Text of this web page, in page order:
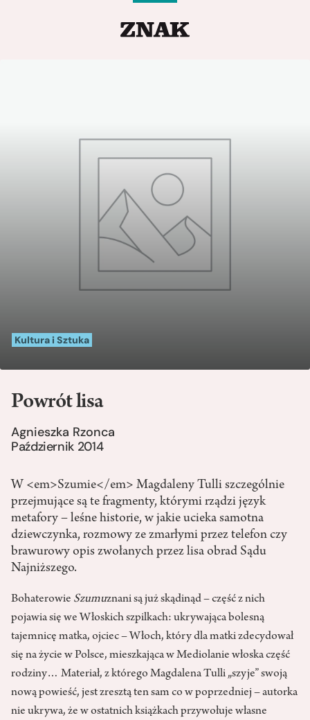
Kultura i Sztuka
Powrót lisa
Agnieszka Rzonca
Październik 2014
W <em>Szumie</em> Magdaleny Tulli szczególnie
przejmujące są te fragmenty, którymi rządzi język
metafory – leśne historie, w jakie ucieka samotna
dziewczynka, rozmowy ze zmarłymi przez telefon czy
brawurowy opis zwołanych przez lisa obrad Sądu
Najniższego.
Bohaterowie Szumuznani są już skądinąd – część z nich
pojawia się we Włoskich szpilkach: ukrywająca bolesną
tajemnicę matka, ojciec – Włoch, który dla matki zdecydował
się na życie w Polsce, mieszkająca w Mediolanie włoska część
rodziny… Materiał, z którego Magdalena Tulli „szyje” swoją
nową powieść, jest zresztą ten sam co w poprzedniej – autorka
nie ukrywa, że w ostatnich książkach przywołuje własne